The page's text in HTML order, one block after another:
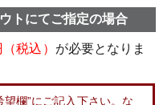
トにてご指定の場合
税込） が必要となりま
望欄”にご記入下さい。な